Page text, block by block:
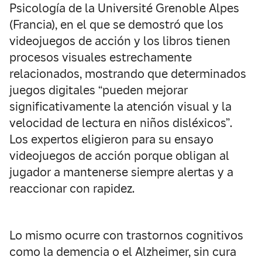
Psicología de la Université Grenoble Alpes
(Francia), en el que se demostró que los
videojuegos de acción y los libros tienen
procesos visuales estrechamente
relacionados, mostrando que determinados
juegos digitales “pueden mejorar
significativamente la atención visual y la
velocidad de lectura en niños disléxicos”.
Los expertos eligieron para su ensayo
videojuegos de acción porque obligan al
jugador a mantenerse siempre alertas y a
reaccionar con rapidez.
Lo mismo ocurre con trastornos cognitivos
como la demencia o el Alzheimer, sin cura